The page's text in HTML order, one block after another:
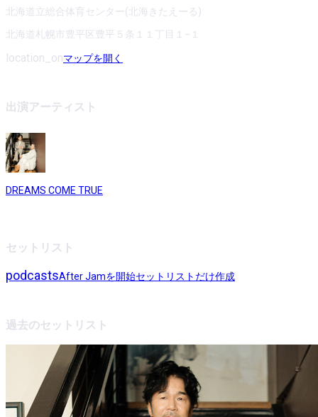
北海道立総合体育センター(北海きたえーる)
北海道札幌市豊平区豊平５条１１丁目１−１
location_onマップを開く
出演アーティスト
DREAMS COME TRUE
セットリスト
podcastsAfter Jamを開始セットリストだけ作成
過去のセットリスト